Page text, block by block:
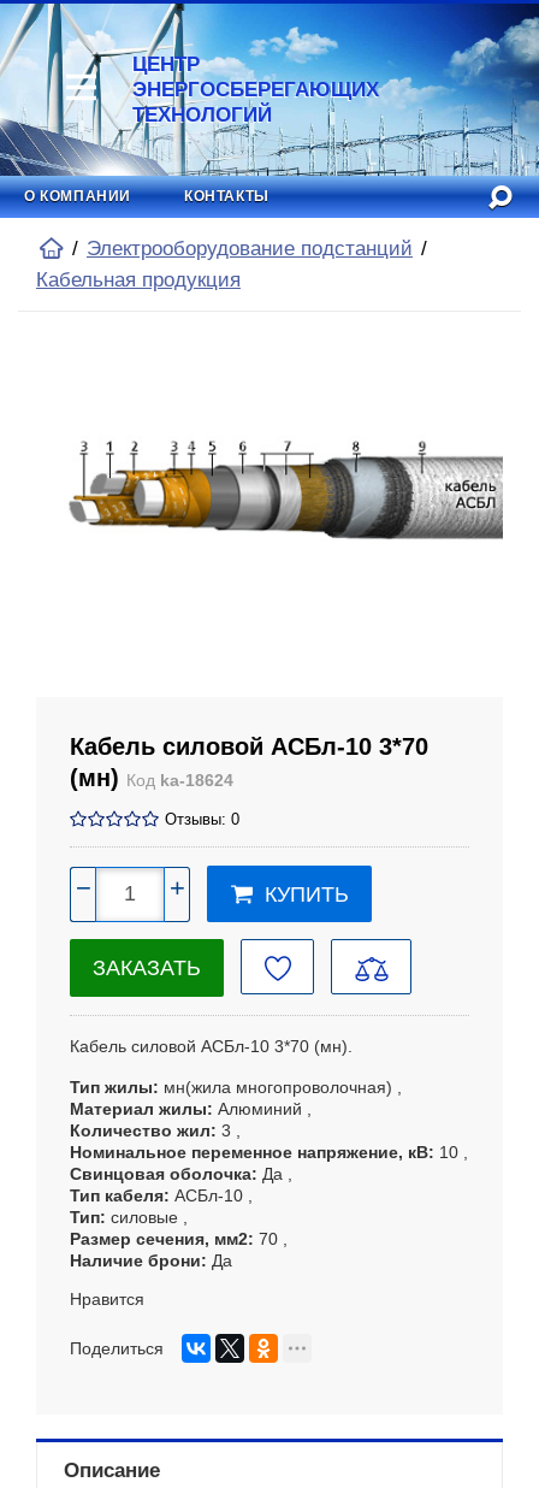
ЦЕНТР
ЭНЕРГОСБЕРЕГАЮЩИХ
ТЕХНОЛОГИЙ
О КОМПАНИИ КОНТАКТЫ
Электрооборудование подстанций
Кабельная продукция
Кабель силовой АСБл-10 3*70
(мн) Код ka-18624
Отзывы: 0
− + КУПИТЬ
ЗАКАЗАТЬ
Кабель силовой АСБл-10 3*70 (мн).
Тип жилы
мн(жила многопроволочная)
Материал жилы
Алюминий
Количество жил
3
Номинальное переменное напряжение, кВ
10
Свинцовая оболочка Да
Тип кабеля АСБл-10
Тип силовые
Размер сечения, мм2 70
Наличие брони
Да
Нравится
Поделиться
Описание